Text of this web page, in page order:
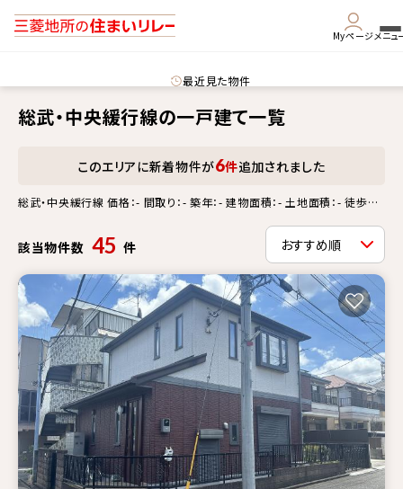
Myページメニュ
最近見た物件
総武・中央緩行線の一戸建て一覧
このエリアに新着物件が6件追加されました
総武・中央緩行線 価格：- 間取り：- 築年：- 建物面積：- 土地面積：- 徒歩
該当物件数 45 件